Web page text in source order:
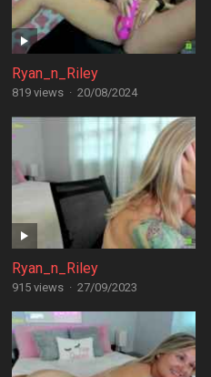
Ryan_n_Riley
819 views · 20/08/2024
Ryan_n_Riley
915 views · 27/09/2023